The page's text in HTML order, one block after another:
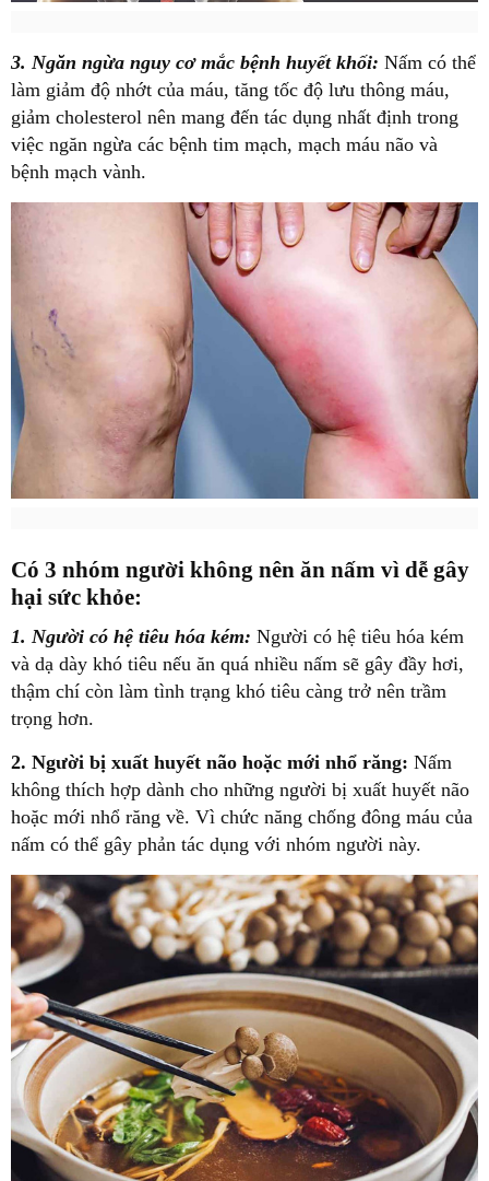
3. Ngăn ngừa nguy cơ mắc bệnh huyết khối: Nấm có thể
làm giảm độ nhớt của máu, tăng tốc độ lưu thông máu,
giảm cholesterol nên mang đến tác dụng nhất định trong
việc ngăn ngừa các bệnh tim mạch, mạch máu não và
bệnh mạch vành.
Có 3 nhóm người không nên ăn nấm vì dễ gây
hại sức khỏe:
1. Người có hệ tiêu hóa kém: Người có hệ tiêu hóa kém
và dạ dày khó tiêu nếu ăn quá nhiều nấm sẽ gây đầy hơi,
thậm chí còn làm tình trạng khó tiêu càng trở nên trầm
trọng hơn.
2. Người bị xuất huyết não hoặc mới nhổ răng: Nấm
không thích hợp dành cho những người bị xuất huyết não
hoặc mới nhổ răng về. Vì chức năng chống đông máu của
nấm có thể gây phản tác dụng với nhóm người này.